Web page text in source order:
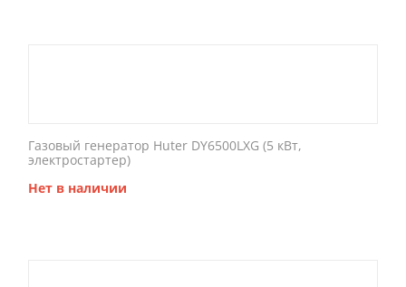
Газовый генератор Huter DY6500LXG (5 кВт,
электростартер)
Нет в наличии